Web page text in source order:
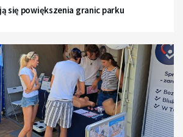
się powiększenia granic parku